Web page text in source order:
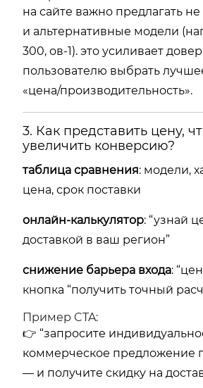
на сайте важно предлагать
и альтернативные модели
300, ов-1). это усиливает
пользователю выбрать
«цена/производительность».
3. Как представить цену,
увеличить конверсию?
таблица сравнения: модели,
цена, срок поставки
онлайн-калькулятор: “узнай
доставкой в ваш регион”
снижение барьера входа:
кнопка “получить точный
Пример CTA:
👉 “запросите
коммерческое предложение
— и получите скидку на